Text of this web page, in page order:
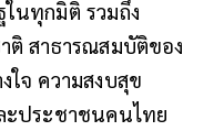
นทุกมิติ รวมถึง
ติ สาธารณสมบัติของ
ใจ ความสงบสุข
ะประชาชนคนไทย